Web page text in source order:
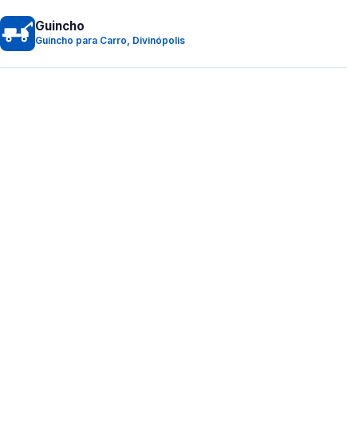
Guincho
Guincho para Carro, Divinópolis